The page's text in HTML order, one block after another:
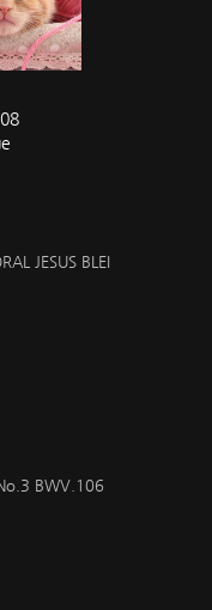
JESUS BLEI
BWV.106